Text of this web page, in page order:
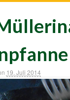
19. Juli 2014